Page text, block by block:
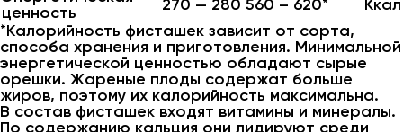
ценность
270 — 280 560 – 620*
Ккал
*Калорийность фисташек зависит от сорта,
способа хранения и приготовления. Минимальной
энергетической ценностью обладают сырые
орешки. Жареные плоды содержат больше
жиров, поэтому их калорийность максимальна.
В состав фисташек входят витамины и минералы.
По содержанию кальция они лидируют среди